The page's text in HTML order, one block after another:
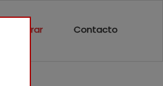
Entrar Contacto